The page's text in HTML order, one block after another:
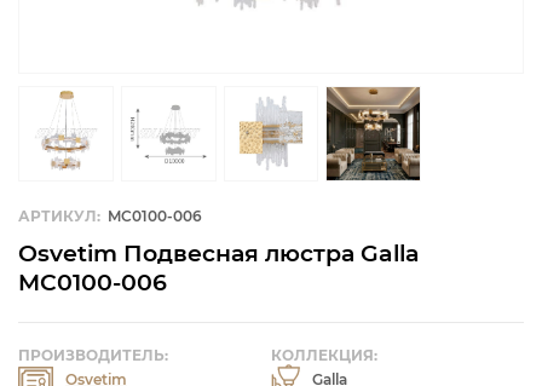
АРТИКУЛ: MC0100-006
Osvetim Подвесная люстра Galla
MC0100-006
КОЛЛЕКЦИЯ:
Galla
ПРОИЗВОДИТЕЛЬ:
Osvetim